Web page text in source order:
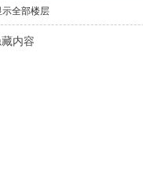
示全部楼层
内容